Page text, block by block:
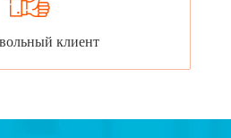
клиент